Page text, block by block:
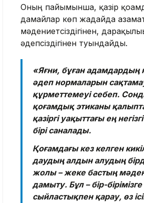
Оның пайымынша, қазір
дамайлар көп жағдайда
мәдениетсіздігінен,
әдепсіздігінен туындайды.
«Яғни, бұған адамдардың
әдеп нормаларын
құрметтемеуі себеп.
қоғамдық этиканы
қазіргі уақыттағы ең
бірі саналады.
Қоғамдағы кез келген
даудың алдын алудың
жолы – жеке бастың
дамыту. Бұл – бір-бірімізге
сыйластықпен қарау, өз